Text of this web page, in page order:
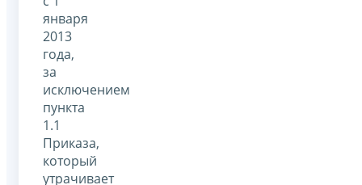
января
2013
года,
за
исключением
пункта
1.1
Приказа,
который
утрачивает